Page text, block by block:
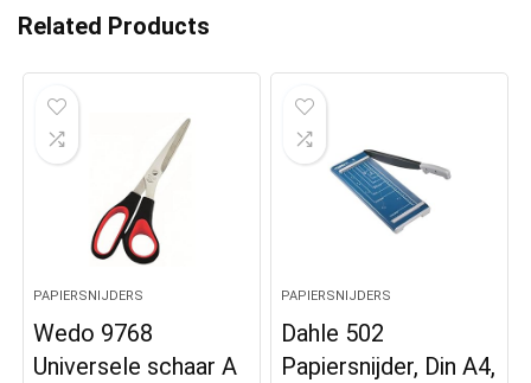
Related Products
PAPIERSNIJDERS
Wedo 9768
Universele schaar A
PAPIERSNIJDERS
Dahle 502
Papiersnijder, Din A4,